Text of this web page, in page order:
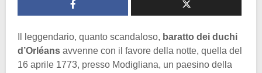
Il leggendario, quanto scandaloso, baratto dei duchi
d’Orléans avvenne con il favore della notte, quella del
16 aprile 1773, presso Modigliana, un paesino della